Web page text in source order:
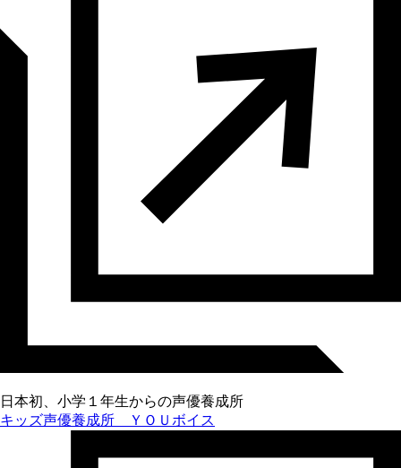
日本初、小学１年生からの声優養成所
キッズ声優養成所 ＹＯＵボイス